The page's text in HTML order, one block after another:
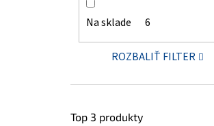
Na sklade 6
ROZBALIŤ FILTER
Top 3 produkty